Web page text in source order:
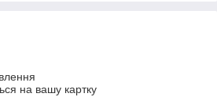
на вашу картку